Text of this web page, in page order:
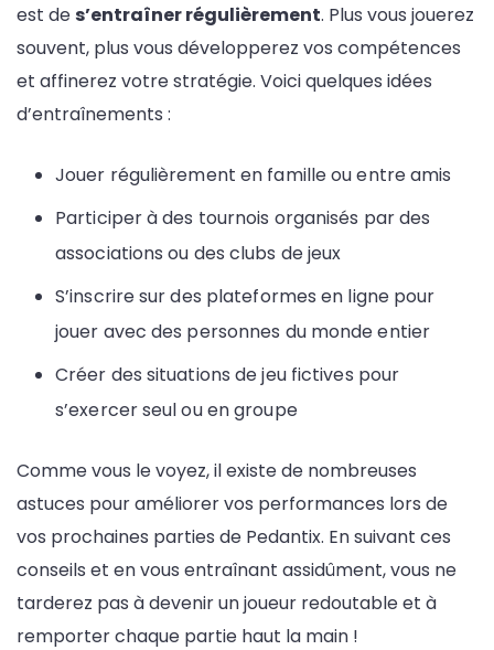
est de s’entraîner régulièrement. Plus vous jouerez
souvent, plus vous développerez vos compétences
et affinerez votre stratégie. Voici quelques idées
d’entraînements :
Jouer régulièrement en famille ou entre amis
Participer à des tournois organisés par des
associations ou des clubs de jeux
S’inscrire sur des plateformes en ligne pour
jouer avec des personnes du monde entier
Créer des situations de jeu fictives pour
s’exercer seul ou en groupe
Comme vous le voyez, il existe de nombreuses
astuces pour améliorer vos performances lors de
vos prochaines parties de Pedantix. En suivant ces
conseils et en vous entraînant assidûment, vous ne
tarderez pas à devenir un joueur redoutable et à
remporter chaque partie haut la main !